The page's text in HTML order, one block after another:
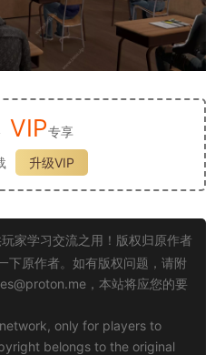
VIP专享
升级VIP
家学习交流之用！版权归原作者
下原作者。如有版权问题，请附
，本站将应您的要
only for players to
belongs to the original